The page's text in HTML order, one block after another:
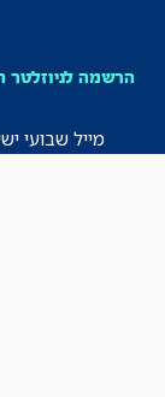
הרשמה לניוזלטר
מייל שבועי